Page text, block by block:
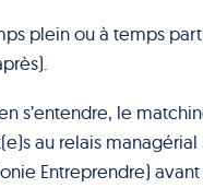
plein ou à temps
s’entendre, le
au relais managérial
Entreprendre) avant